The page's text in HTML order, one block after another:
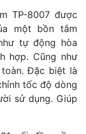
TP-8007 được
một bồn tắm
tự động hòa
hợp. Cũng như
Đặc biệt là
tốc độ dòng
sử dụng. Giúp